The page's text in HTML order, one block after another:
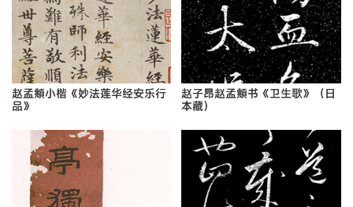
赵孟頫小楷《妙法莲华经安乐行
品》
赵子昂赵孟頫书《卫生歌》（日
本藏）